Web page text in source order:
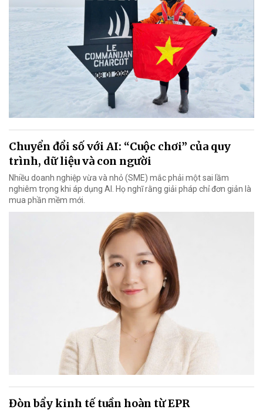
Chuyển đổi số với AI: “Cuộc chơi” của quy
trình, dữ liệu và con người
Nhiều doanh nghiệp vừa và nhỏ (SME) mắc phải một sai lầm
nghiêm trọng khi áp dụng AI. Họ nghĩ rằng giải pháp chỉ đơn giản là
mua phần mềm mới.
Đòn bẩy kinh tế tuần hoàn từ EPR